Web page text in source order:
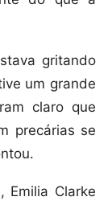
gritando
um grande
claro que
precárias se
Emilia Clarke